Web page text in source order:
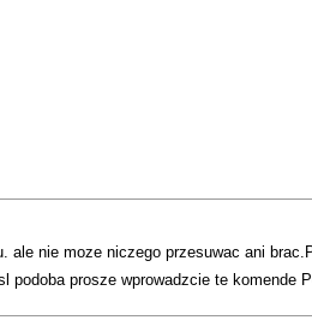
nie moze niczego przesuwac ani
prosze wprowadzcie te komende